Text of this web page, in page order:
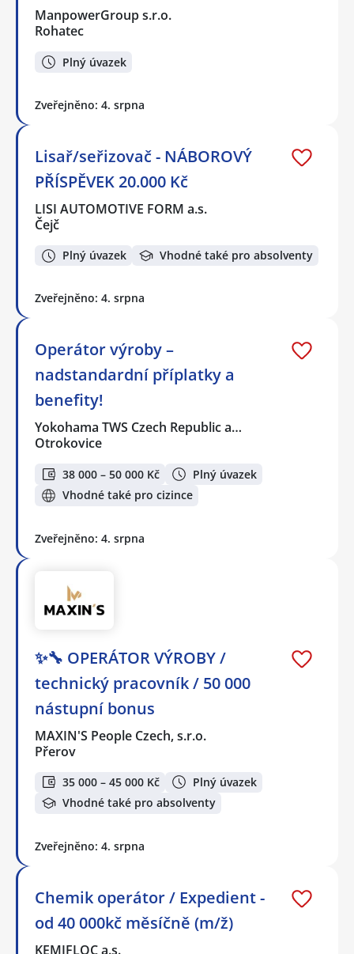
ManpowerGroup s.r.o.
Rohatec
Plný úvazek
Zveřejněno: 4. srpna
Lisař/seřizovač - NÁBOROVÝ
PŘÍSPĚVEK 20.000 Kč
LISI AUTOMOTIVE FORM a.s.
Čejč
Plný úvazek Vhodné také pro absolventy
Zveřejněno: 4. srpna
Operátor výroby –
nadstandardní příplatky a
benefity!
Yokohama TWS Czech Republic a…
Otrokovice
38 000 – 50 000 Kč
Plný úvazek
Vhodné také pro cizince
Zveřejněno: 4. srpna
✨🔧 OPERÁTOR VÝROBY /
technický pracovník / 50 000
nástupní bonus
MAXIN'S People Czech, s.r.o.
Přerov
35 000 – 45 000 Kč
Plný úvazek
Vhodné také pro absolventy
Zveřejněno: 4. srpna
Chemik operátor / Expedient -
od 40 000kč měsíčně (m/ž)
KEMIFLOC a.s.